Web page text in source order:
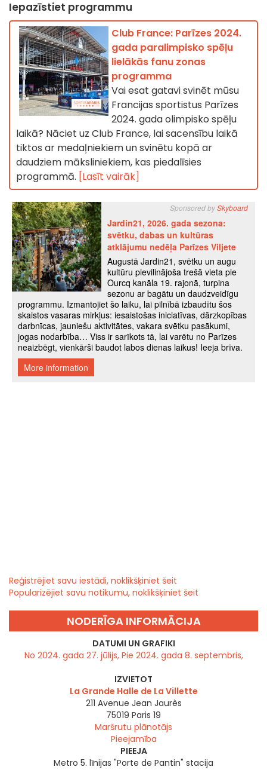
Iepazīstiet programmu
Club France: Parīzes 2024.
gada paralimpisko spēļu
lielākās fanu zonas
programma
Vai esat gatavi svinēt mūsu
Francijas sportistus Parīzes
2024. gada olimpisko spēļu
laikā? Nāciet uz Club France, lai sacensību laikā
tiktos ar medaļniekiem un svinētu kopā ar
daudziem māksliniekiem, kas piedalīsies
programmā. [Lasīt vairāk]
Reģistrējiet savu iestādi, noklikšķiniet šeit
Popularizējiet savu notikumu, noklikšķiniet šeit
NODERĪGA INFORMĀCIJA
DATUMI UN GRAFIKI
No 2024. gada 27. jūlijs, Pie 2024. gada 8. septembris,
IZVIETOT
La Grande Halle de La Villette
211 Avenue Jean Jaurès
75019 Paris 19
Maršrutu plānotājs
Pieejamība
PIEEJA
Metro 5. līnijas "Porte de Pantin" stacija